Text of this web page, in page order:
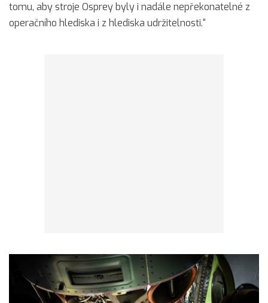
tomu, aby stroje Osprey byly i nadále nepřekonatelné z
operačního hlediska i z hlediska udržitelnosti.“